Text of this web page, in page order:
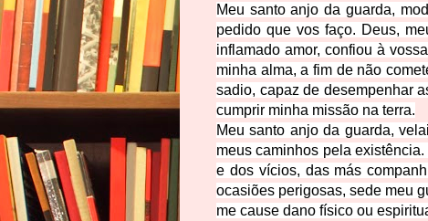
Meu santo anjo da guarda,
pedido que vos faço. Deus,
inflamado amor, confiou à
minha alma, a fim de não
sadio, capaz de desempenhar
cumprir minha missão na terra.
Meu santo anjo da guarda,
meus caminhos pela
e dos vícios, das más
ocasiões perigosas, sede meu
me cause dano físico ou